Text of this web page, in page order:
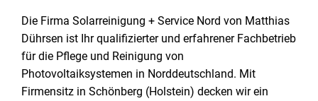
Die Firma Solarreinigung + Service Nord von Matthias
Dührsen ist Ihr qualifizierter und erfahrener Fachbetrieb
für die Pflege und Reinigung von
Photovoltaiksystemen in Norddeutschland. Mit
Firmensitz in Schönberg (Holstein) decken wir ein